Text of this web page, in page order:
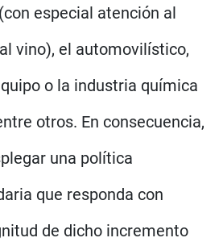
especial atención al
vino), el automovilístico,
o la industria química
otros. En consecuencia,
una política
que responda con
de dicho incremento